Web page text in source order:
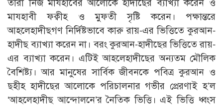
তারা নিজ মাযহাবের আলোকে হাদীছের ব্যাখ্যা করেন ও
মাযহাবী ফক্বীহ ও মুফতী সৃষ্টি করেন। পক্ষান্তরে
আহলেহাদীছগণ নির্দিষ্টভাবে কারু রায়-এর ভিত্তিতে কুরআন-
হাদীছ ব্যাখ্যা করেন না। বরং কুরআন-হাদীছের ভিত্তিতে রায়-
এর ব্যাখ্যা করেন। এটিই আহলেহাদীছের অন্যতম মৌলিক
বৈশিষ্ট্য। আর মানুষের সার্বিক জীবনকে পবিত্র কুরআন ও
ছহীহ হাদীছের আলোকে পরিচালনার গভীর প্রেরণাই হ’ল
‘আহলেহাদীছ আন্দোলনে’র নৈতিক ভিত্তি। এই ভিত্তি ধ্বংস